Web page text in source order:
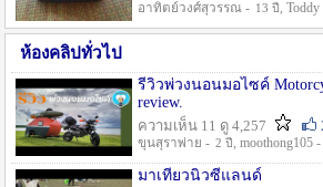
อาทิตย์วงศ์สุวรรณ - 13 ปี , Toddy
ห้องคลิปทั่วไป
รีวิวพ่วงนอนมอไซค์
review.
ความเห็น 11 ดู 4,257
ขุนสุราพ่าย - 2 ปี , moothong105 -
มาเที่ยวนิวซีแลนด์